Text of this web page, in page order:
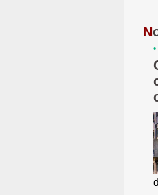
N
•